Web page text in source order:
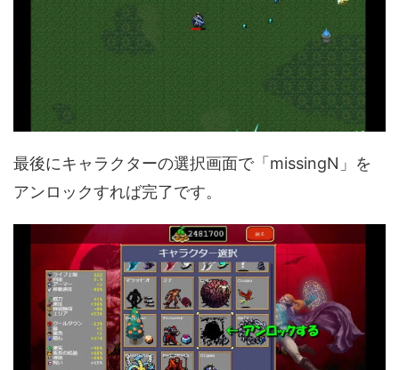
最後にキャラクターの選択画面で「missingN」を
アンロックすれば完了です。